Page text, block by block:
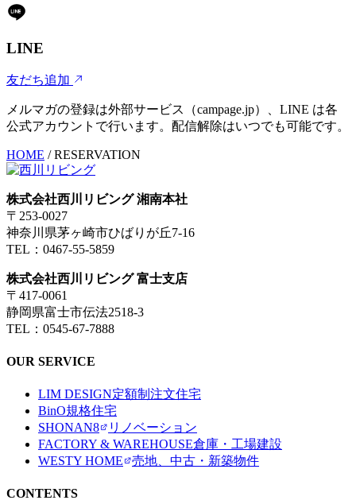
LINE
友だち追加
メルマガの登録は外部サービス（campage.jp）、LINE は各
公式アカウントで行います。配信解除はいつでも可能です。
HOME / RESERVATION
株式会社西川リビング 湘南本社
〒253-0027
神奈川県茅ヶ崎市ひばりが丘7-16
TEL：0467-55-5859
株式会社西川リビング 富士支店
〒417-0061
静岡県富士市伝法2518-3
TEL：0545-67-7888
OUR SERVICE
LIM DESIGN定額制注文住宅
BinO規格住宅
SHONAN8
リノベーション
FACTORY & WAREHOUSE倉庫・工場建設
WESTY HOME
売地、中古・新築物件
CONTENTS